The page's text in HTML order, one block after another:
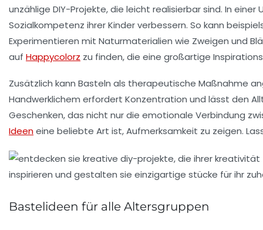
unzählige DIY-Projekte, die leicht realisierbar sind. In
Sozialkompetenz ihrer Kinder verbessern. So kann
Experimentieren mit Naturmaterialien wie Zweigen und
auf Happycolorz zu finden, die eine großartige
Zusätzlich kann Basteln als therapeutische Maßnahme
Handwerklichem erfordert Konzentration und lässt den
Geschenken, das nicht nur die emotionale Verbindung
Ideeneine beliebte Art ist, Aufmerksamkeit zu zeigen.
Bastelideen für alle Altersgruppen